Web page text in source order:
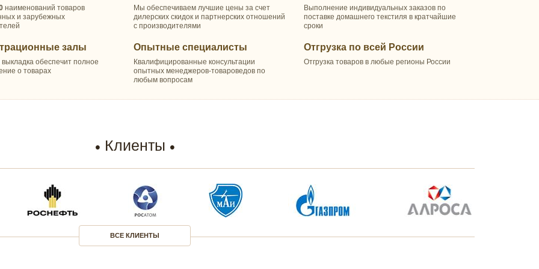
наименований товаров
и зарубежных
залы
обеспечит полное
о товарах
Мы обеспечиваем лучшие цены за счет
дилерских скидок и партнерских отношений
с производителями
Опытные специалисты
Квалифицированные консультации
опытных менеджеров-товароведов по
любым вопросам
Выполнение индивидуальных заказов по
поставке домашнего текстиля в кратчайшие
сроки
Отгрузка по всей России
Отгрузка товаров в любые регионы России
Клиенты
ВСЕ КЛИЕНТЫ